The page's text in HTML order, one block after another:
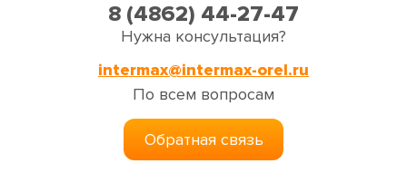
8 (4862) 44-27-47
Нужна консультация?
intermax@intermax-orel.ru
По всем вопросам
Обратная связь